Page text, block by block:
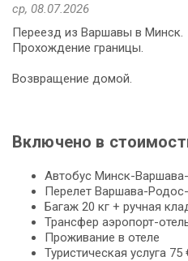
ср, 08.07.2026
Переезд из Варшавы в Минск.
Прохождение границы.
Возвращение домой.
Включено в
Автобус Минск-
Перелет Варшава-
Багаж 20 кг + ручная
Трансфер аэропорт-
Проживание в отеле
Туристическая услуга 75